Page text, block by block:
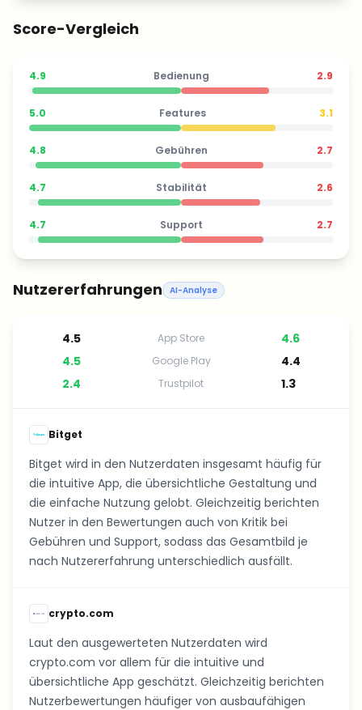
Score-Vergleich
4.9 Bedienung 2.9
5.0 Features 3.1
4.8 Gebühren 2.7
4.7 Stabilität 2.6
4.7 Support 2.7
Nutzererfahrungen AI-Analyse
4.5 App Store
4.6
4.5
Google Play
4.4
2.4
Trustpilot 1.3
Bitget
Bitget wird in den Nutzerdaten insgesamt häufig für
die intuitive App, die übersichtliche Gestaltung und
die einfache Nutzung gelobt. Gleichzeitig berichten
Nutzer in den Bewertungen auch von Kritik bei
Gebühren und Support, sodass das Gesamtbild je
nach Nutzererfahrung unterschiedlich ausfällt.
crypto.com
Laut den ausgewerteten Nutzerdaten wird
crypto.com vor allem für die intuitive und
übersichtliche App geschätzt. Gleichzeitig berichten
Nutzerbewertungen häufiger von ausbaufähigen